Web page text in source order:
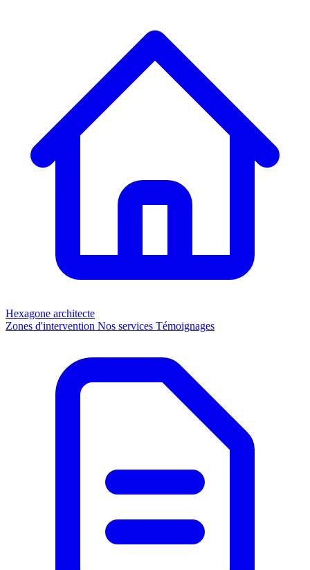
Hexagone architecte
Zones d'intervention Nos services Témoignages